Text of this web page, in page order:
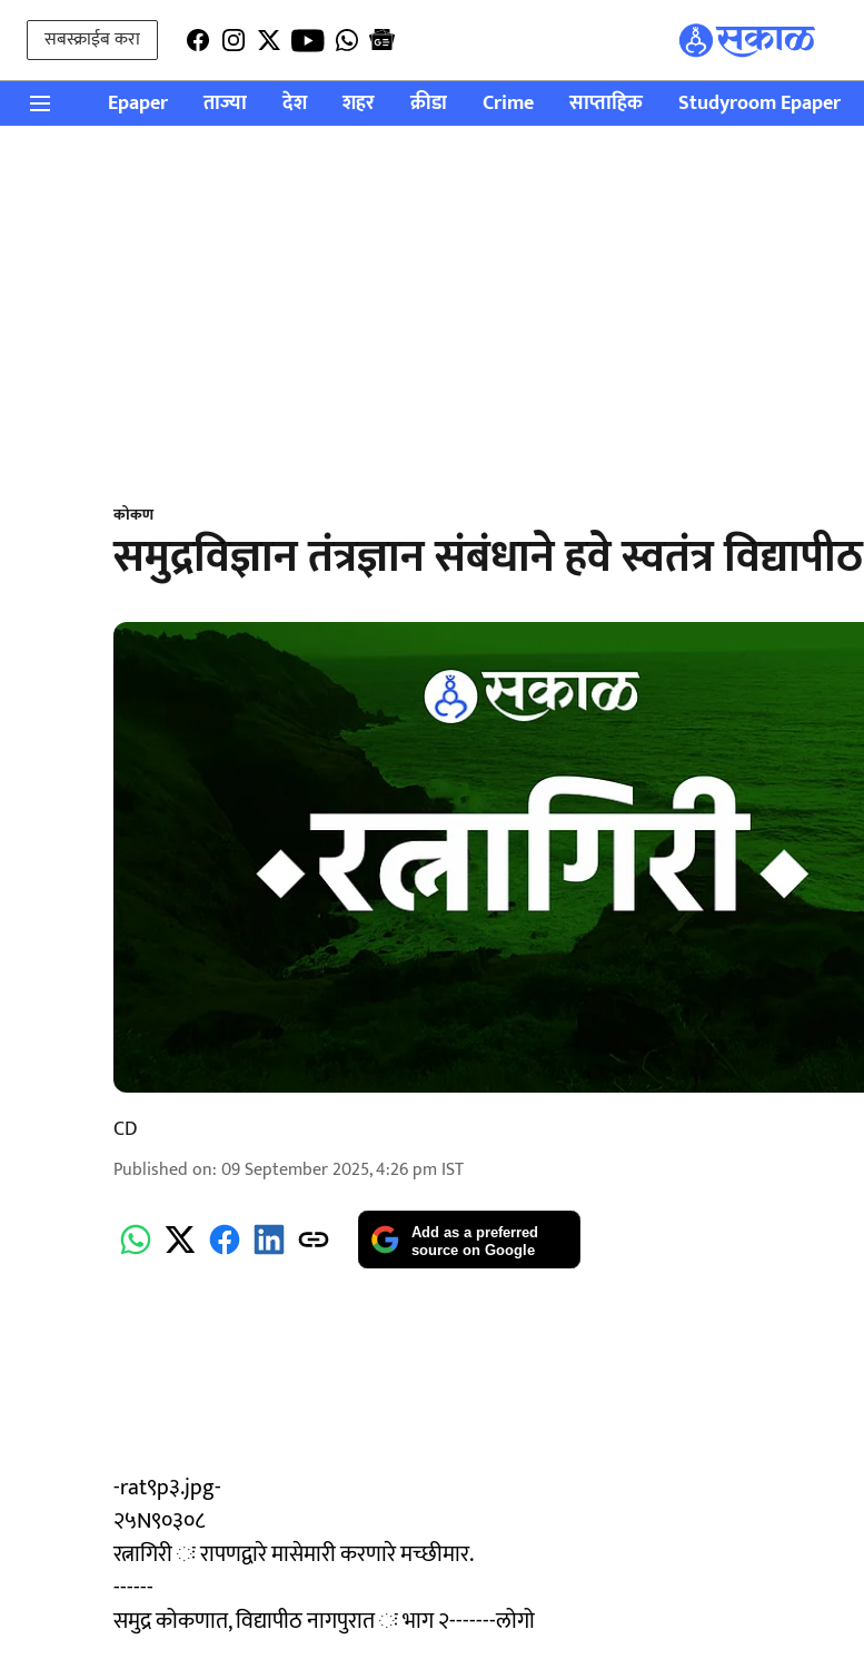
सबस्क्राईब करा
Epaper ताज्या देश शहर क्रीडा Crime साप्ताहिक Studyroom Epaper
कोकण
समुद्रविज्ञान तंत्रज्ञान संबंधाने हवे स्वतंत्र विद्यापीठ
CD
Published on:09 September 2025, 4:26 pm IST
Add as a preferred
source on Google
-rat९p३.jpg-
२५N९०३०८
रत्नागिरी ः रापणद्वारे मासेमारी करणारे मच्छीमार.
------
समुद्र कोकणात, विद्यापीठ नागपुरात ः भाग २-------लोगो